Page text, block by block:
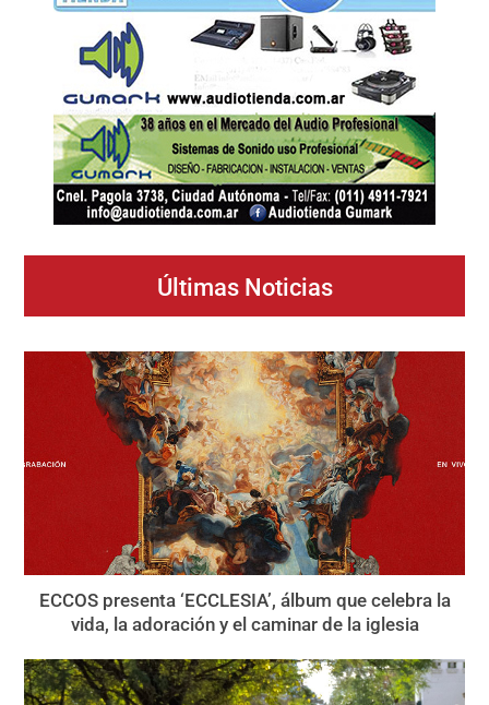
Últimas Noticias
ECCOS presenta ‘ECCLESIA’, álbum que celebra la
vida, la adoración y el caminar de la iglesia